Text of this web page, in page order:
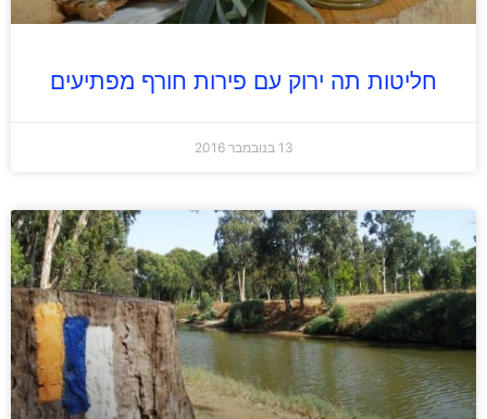
חליטות תה ירוק עם פירות חורף מפתיעים
13 בנובמבר 2016